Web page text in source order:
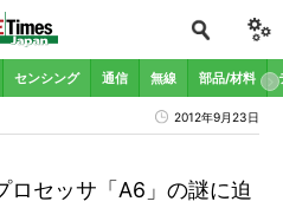
センシング 通信 無線 部品/材料
2012年9月23日
ロセッサ「A6」の謎に迫